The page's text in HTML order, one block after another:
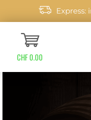
Express:
CHF 0.00